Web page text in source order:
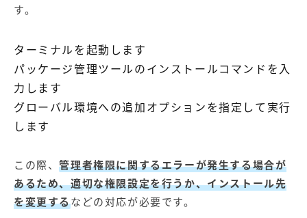
す。
ターミナルを起動します
パッケージ管理ツールのインストールコマンドを入
力します
グローバル環境への追加オプションを指定して実行
します
この際、管理者権限に関するエラーが発生する場合が
あるため、適切な権限設定を行うか、インストール先
を変更するなどの対応が必要です。